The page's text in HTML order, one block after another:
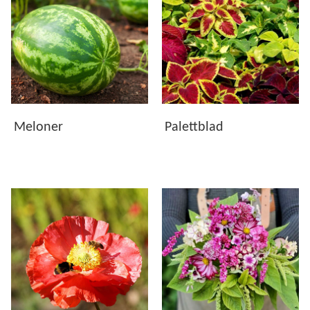
särskilt om du har bra ljus. För större skörd och
fruktgrönsaker behövs oftast mer ljus och utrymme.
Vilka fröer är enklast för nybörjare?
Snabbväxande bladgrönt, vissa kryddor och lättodlade
blommor är ofta bra att börja med. Välj sorter som passar
din odlingsplats och följ såanvisningarna på fröpåsen.
Meloner Palettblad